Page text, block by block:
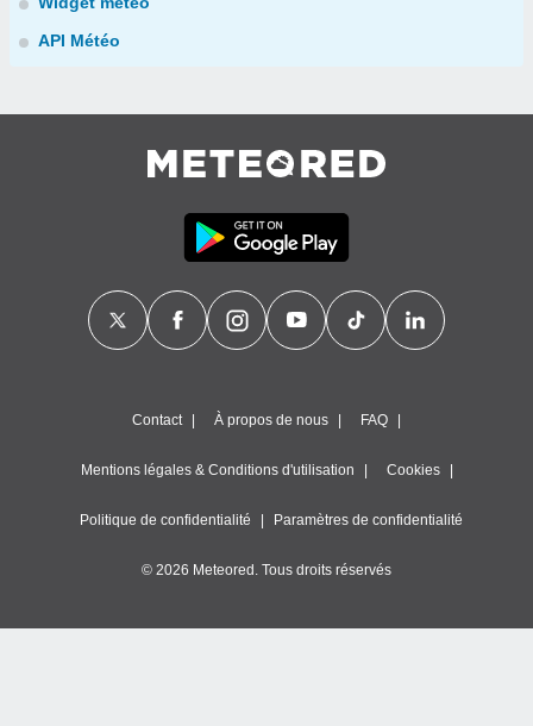
API Météo
Contact À propos de nous FAQ
Mentions légales & Conditions d'utilisation Cookies
Politique de confidentialité Paramètres de confidentialité
© 2026 Meteored. Tous droits réservés